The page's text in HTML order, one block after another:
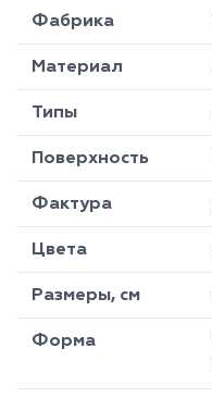
Фабрика
Материал
Типы
Поверхность
Фактура
Цвета
Размеры, см
Форма